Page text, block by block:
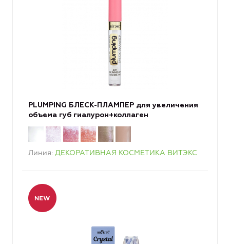
PLUMPING БЛЕСК-ПЛАМПЕР для увеличения
объема губ гиалурон+коллаген
Линия ДЕКОРАТИВНАЯ КОСМЕТИКА ВИТЭКС